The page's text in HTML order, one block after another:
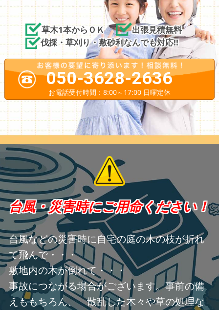
草木1本からＯＫ
出張見積無料
伐採・草刈り・敷砂利なんでも対応!!
050-3628-2636
お電話受付時間：8:00～17:00 日曜定休
台風・災害時にご用命ください！
台風などの災害時に自宅の庭の木の枝が折れ
て飛んで・・・
敷地内の木が倒れて・・・
事故につながる場合がございます。事前の備
えももちろん、 散乱した木々や草の処理な